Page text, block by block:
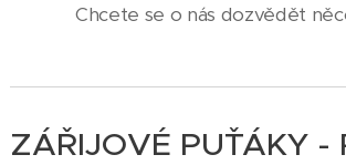
Chcete se o nás dozvědět
ZÁŘIJOVÉ PUŤÁKY -